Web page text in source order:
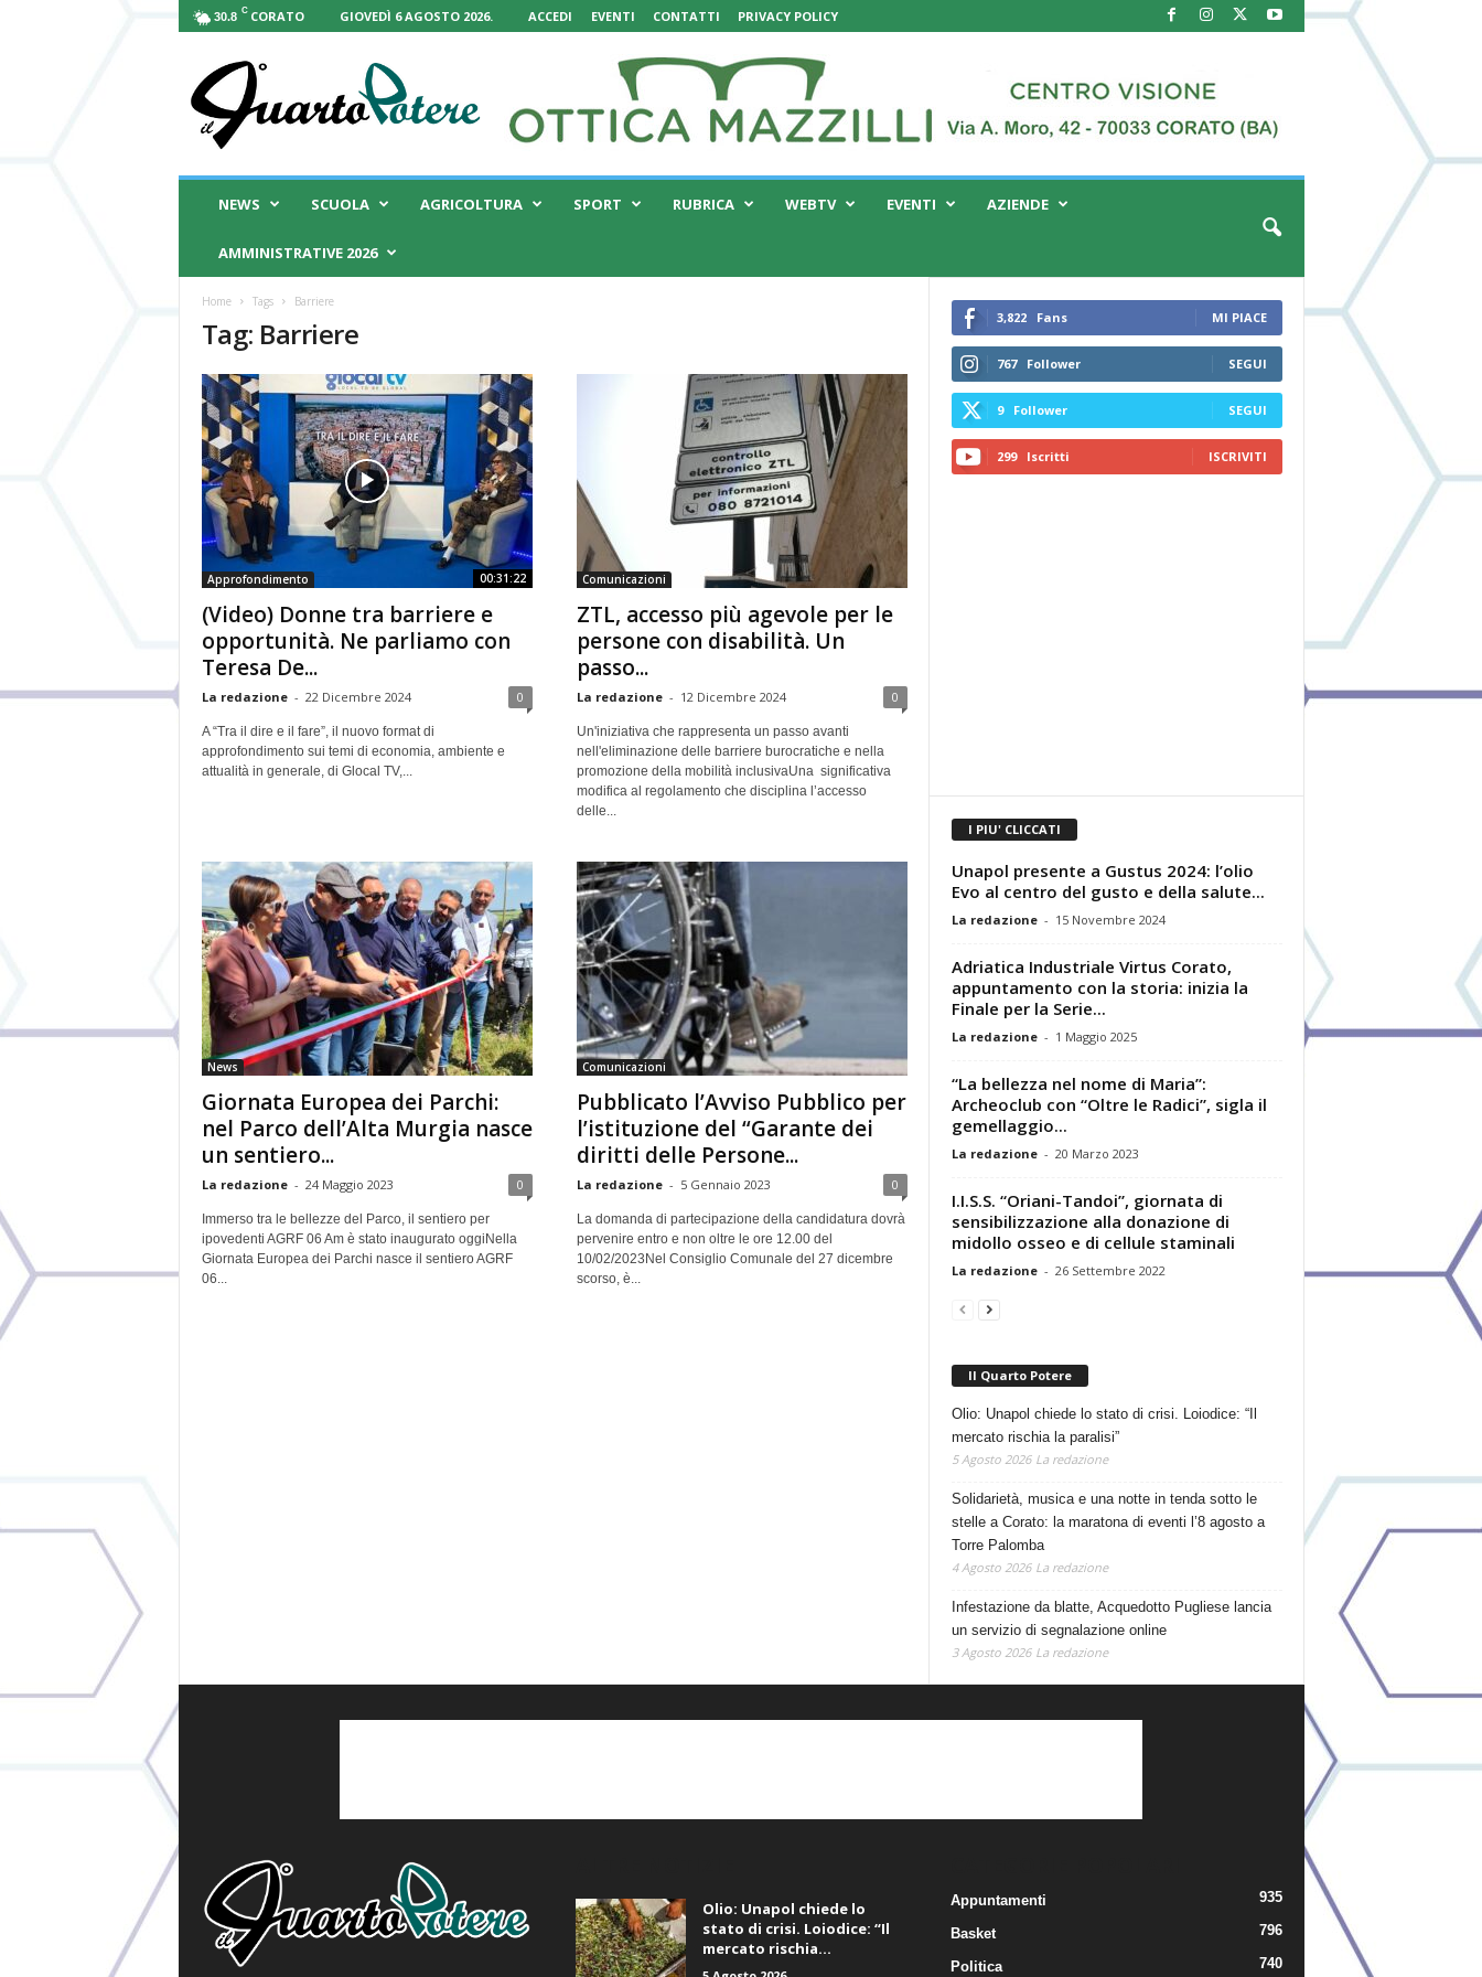
30.8 C CORATO GIOVEDÌ 6 AGOSTO 2026. ACCEDI EVENTI CONTATTI PRIVACY POLICY
Q
NEWS SCUOLA AGRICOLTURA SPORT RUBRICA WEBTV EVENTI AZIENDE
AMMINISTRATIVE 2026
Home Tags Barriere
Tag: Barriere
00:31:22
Approfondimento
(Video) Donne tra barriere e
opportunità. Ne parliamo con
Teresa De...
La redazione - 22 Dicembre 2024 0
A “Tra il dire e il fare”, il nuovo format di
approfondimento sui temi di economia, ambiente e
attualità in generale, di Glocal TV,...
Comunicazioni
ZTL, accesso più agevole per le
persone con disabilità. Un
passo...
La redazione - 12 Dicembre 2024 0
Un'iniziativa che rappresenta un passo avanti
nell'eliminazione delle barriere burocratiche e nella
promozione della mobilità inclusivaUna significativa
modifica al regolamento che disciplina l’accesso
delle...
News
Giornata Europea dei Parchi:
nel Parco dell’Alta Murgia nasce
un sentiero...
La redazione - 24 Maggio 2023 0
Immerso tra le bellezze del Parco, il sentiero per
ipovedenti AGRF 06 Am è stato inaugurato oggiNella
Giornata Europea dei Parchi nasce il sentiero AGRF
06...
Comunicazioni
Pubblicato l’Avviso Pubblico per
l’istituzione del “Garante dei
diritti delle Persone...
La redazione - 5 Gennaio 2023 0
La domanda di partecipazione della candidatura dovrà
pervenire entro e non oltre le ore 12.00 del
10/02/2023Nel Consiglio Comunale del 27 dicembre
scorso, è...
3,822 Fans MI PIACE
767 Follower SEGUI
9 Follower SEGUI
299 Iscritti ISCRIVITI
I PIU' CLICCATI
Unapol presente a Gustus 2024: l’olio
Evo al centro del gusto e della salute...
La redazione - 15 Novembre 2024
Adriatica Industriale Virtus Corato,
appuntamento con la storia: inizia la
Finale per la Serie...
La redazione - 1 Maggio 2025
“La bellezza nel nome di Maria”:
Archeoclub con “Oltre le Radici”, sigla il
gemellaggio...
La redazione - 20 Marzo 2023
I.I.S.S. “Oriani-Tandoi”, giornata di
sensibilizzazione alla donazione di
midollo osseo e di cellule staminali
La redazione - 26 Settembre 2022
Il Quarto Potere
Olio: Unapol chiede lo stato di crisi. Loiodice: “Il
mercato rischia la paralisi”
5 Agosto 2026 La redazione
Solidarietà, musica e una notte in tenda sotto le
stelle a Corato: la maratona di eventi l’8 agosto a
Torre Palomba
4 Agosto 2026 La redazione
Infestazione da blatte, Acquedotto Pugliese lancia
un servizio di segnalazione online
3 Agosto 2026 La redazione
Olio: Unapol chiede lo
stato di crisi. Loiodice: “Il
mercato rischia...
Appuntamenti 935
Basket 796
Politica 740